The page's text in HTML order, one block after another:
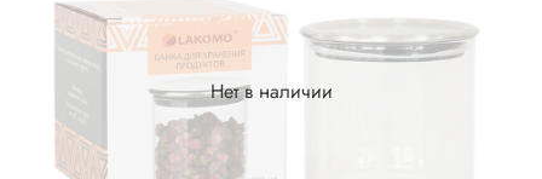
Нет в наличии